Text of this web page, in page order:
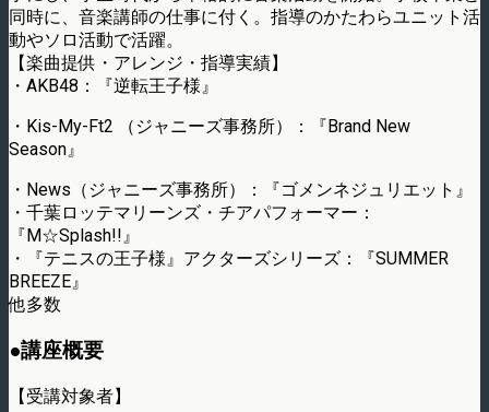
同時に、音楽講師の仕事に付く。指導のかたわらユニット活
動やソロ活動で活躍。
【楽曲提供・アレンジ・指導実績】
・AKB48：『逆転王子様』
・Kis-My-Ft2 （ジャニーズ事務所）：『Brand New
Season』
・News（ジャニーズ事務所）：『ゴメンネジュリエット』
・千葉ロッテマリーンズ・チアパフォーマー：
『M☆Splash!!』
・『テニスの王子様』アクターズシリーズ：『SUMMER
BREEZE』
他多数
●講座概要
【受講対象者】